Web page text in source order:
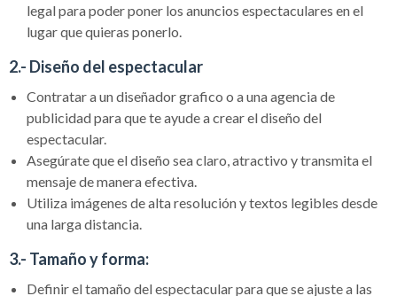
legal para poder poner los anuncios espectaculares en el
lugar que quieras ponerlo.
2.- Diseño del espectacular
Contratar a un diseñador grafico o a una agencia de
publicidad para que te ayude a crear el diseño del
espectacular.
Asegúrate que el diseño sea claro, atractivo y transmita el
mensaje de manera efectiva.
Utiliza imágenes de alta resolución y textos legibles desde
una larga distancia.
3.- Tamaño y forma:
Definir el tamaño del espectacular para que se ajuste a las